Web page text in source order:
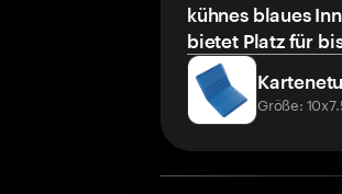
kühnes blaues
bietet Platz für
Größe: